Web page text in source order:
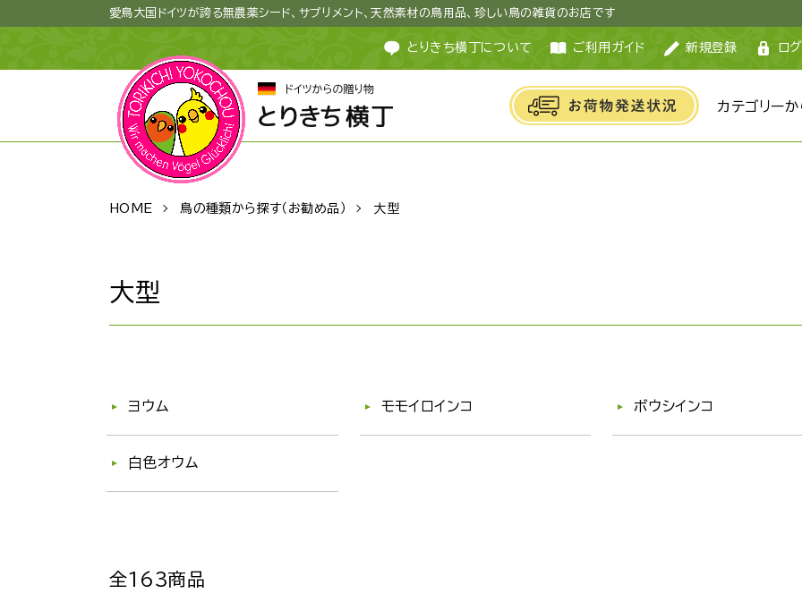
愛鳥大国ドイツが誇る無農薬シード、サプリメント、天然素材の鳥用品、珍しい鳥の雑貨のお店です
とりきち横丁について ご利用ガイド 新規登録 ロ
カテゴリー
HOME 鳥の種類から探す（お勧め品） 大型
大型
ヨウム モモイロインコ ボウシインコ
白色オウム
全163商品